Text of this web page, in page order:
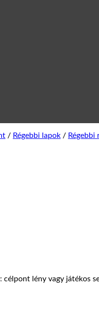
/ Régebbi lapok /
lény vagy játékos